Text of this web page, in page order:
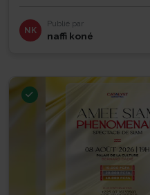
NK
Publié par
naffi koné